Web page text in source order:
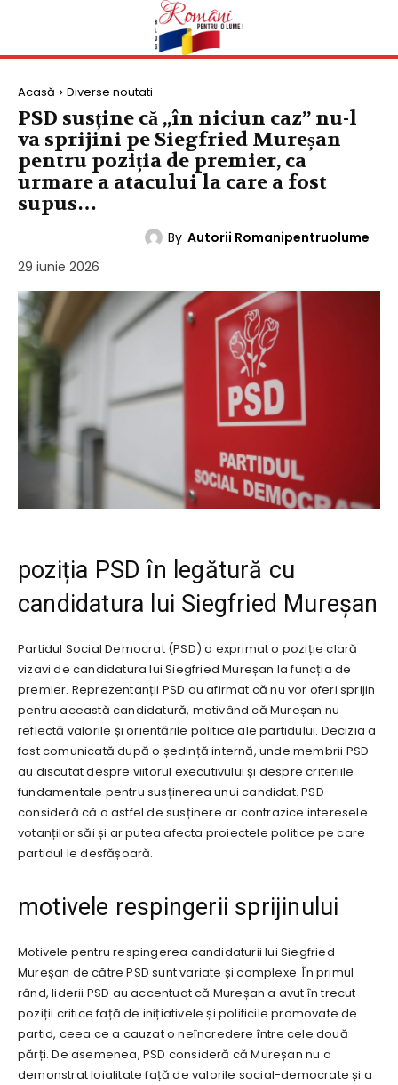
Acasă Diverse noutati
PSD susține că „în niciun caz” nu-l
va sprijini pe Siegfried Mureșan
pentru poziția de premier, ca
urmare a atacului la care a fost
supus…
By Autorii Romanipentruolume
29 iunie 2026
poziția PSD în legătură cu
candidatura lui Siegfried Mureșan
Partidul Social Democrat (PSD) a exprimat o poziție clară
vizavi de candidatura lui Siegfried Mureșan la funcția de
premier. Reprezentanții PSD au afirmat că nu vor oferi sprijin
pentru această candidatură, motivând că Mureșan nu
reflectă valorile și orientările politice ale partidului. Decizia a
fost comunicată după o ședință internă, unde membrii PSD
au discutat despre viitorul executivului și despre criteriile
fundamentale pentru susținerea unui candidat. PSD
consideră că o astfel de susținere ar contrazice interesele
votanților săi și ar putea afecta proiectele politice pe care
partidul le desfășoară.
motivele respingerii sprijinului
Motivele pentru respingerea candidaturii lui Siegfried
Mureșan de către PSD sunt variate și complexe. În primul
rând, liderii PSD au accentuat că Mureșan a avut în trecut
poziții critice față de inițiativele și politicile promovate de
partid, ceea ce a cauzat o neîncredere între cele două
părți. De asemenea, PSD consideră că Mureșan nu a
demonstrat loialitate față de valorile social-democrate și a